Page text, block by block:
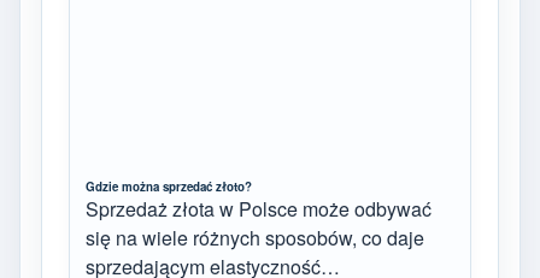
Gdzie można sprzedać złoto?
Sprzedaż złota w Polsce może odbywać
się na wiele różnych sposobów, co daje
sprzedającym elastyczność…